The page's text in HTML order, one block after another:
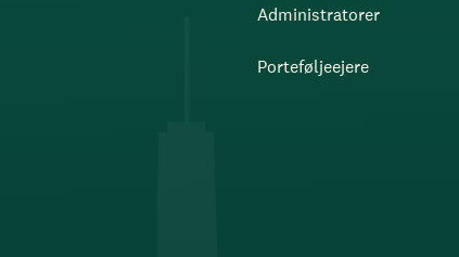
Administratorer
Porteføljeejere